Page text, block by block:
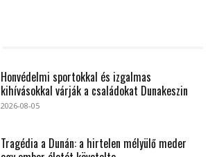
Honvédelmi sportokkal és izgalmas
kihívásokkal várják a családokat Dunakeszin
2026-08-05
Tragédia a Dunán: a hirtelen mélyülő meder